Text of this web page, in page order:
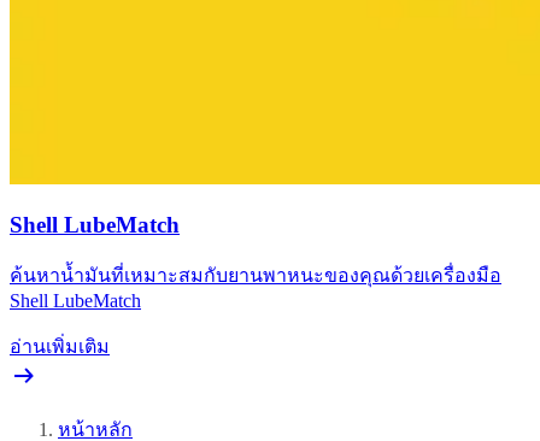
Shell LubeMatch
ค้นหาน้ำมันที่เหมาะสมกับยานพาหนะของคุณด้วยเครื่องมือ
Shell LubeMatch
อ่านเพิ่มเติม
หน้าหลัก